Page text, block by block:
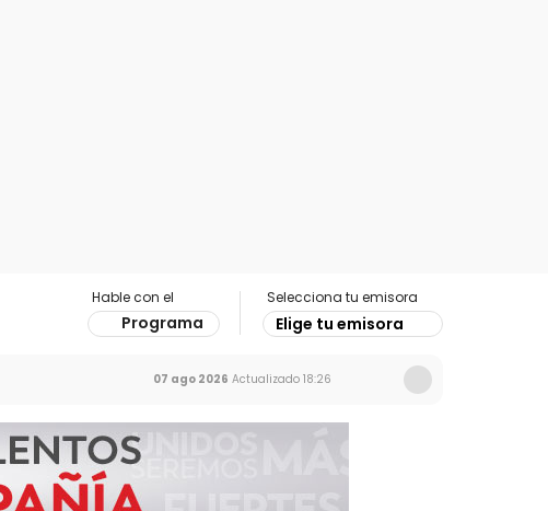
Hable con el
Programa
Selecciona tu emisora
Elige tu emisora
07 ago 2026 Actualizado 18:26